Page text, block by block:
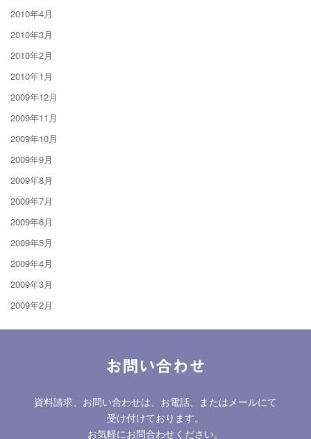
2010年4月
2010年3月
2010年2月
2010年1月
2009年12月
2009年11月
2009年10月
2009年9月
2009年8月
2009年7月
2009年6月
2009年5月
2009年4月
2009年3月
2009年2月
お問い合わせ
資料請求、お問い合わせは、お電話、またはメールにて
受け付けております。
お気軽にお問合わせください。